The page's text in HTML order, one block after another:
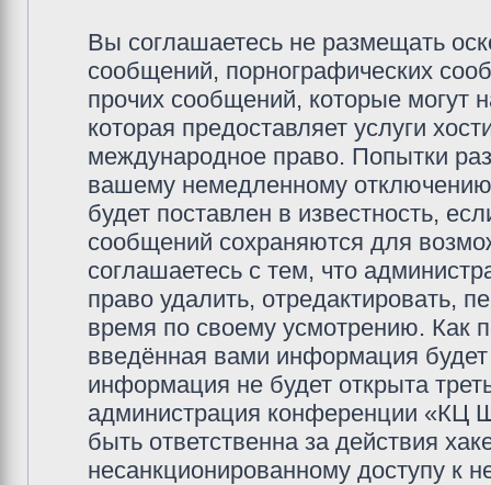
Вы соглашаетесь не размещать
сообщений, порнографических
прочих сообщений, которые могут
которая предоставляет услуги
международное право. Попытки
вашему немедленному
будет поставлен в известность,
сообщений сохраняются для
соглашаетесь с тем, что
право удалить, отредактировать,
время по своему усмотрению. Как
введённая вами информация
информация не будет открыта
администрация конференции «КЦ
быть ответственна за действия
несанкционированному доступу к